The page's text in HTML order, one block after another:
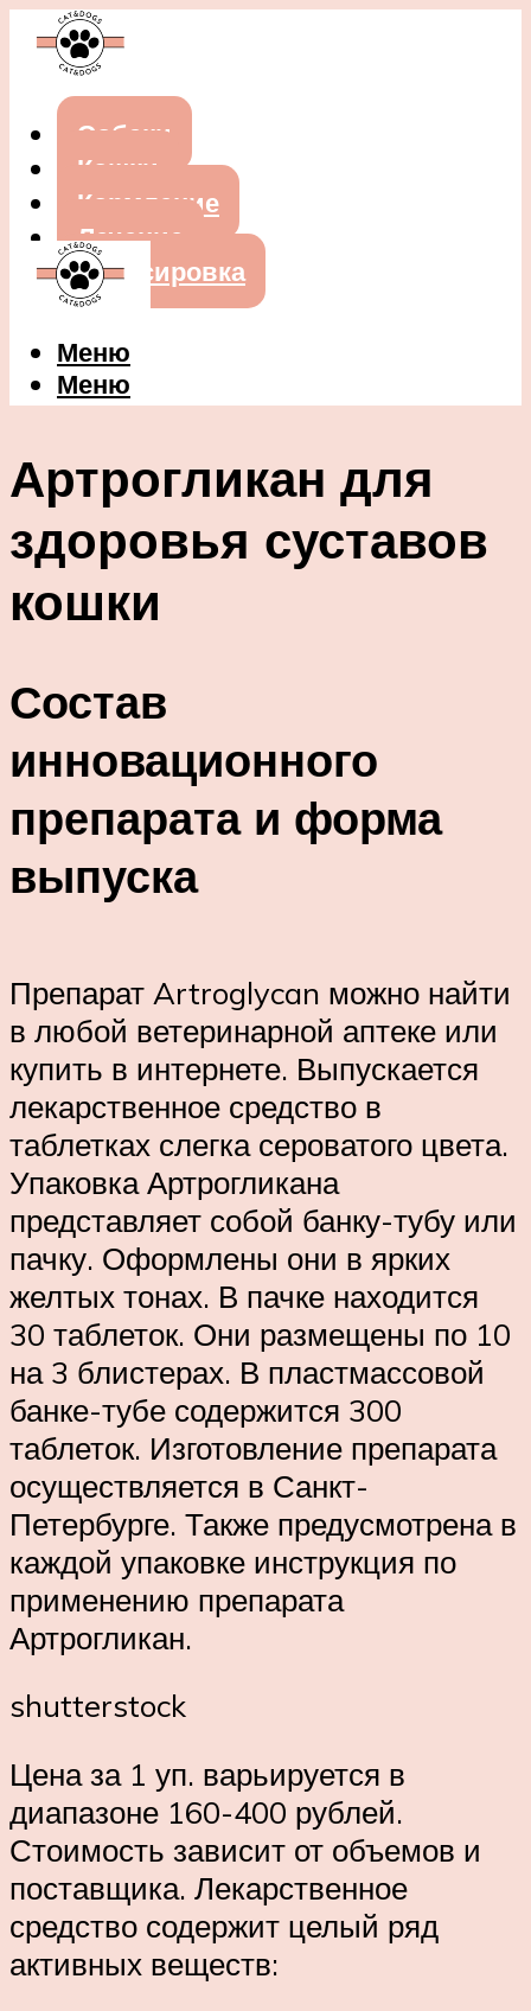
Собаки
Кошки
Кормление
Лечение
Дрессировка
Меню
Меню
Артрогликан для
здоровья суставов
кошки
Состав
инновационного
препарата и форма
выпуска
Препарат Artroglycan можно найти
в любой ветеринарной аптеке или
купить в интернете. Выпускается
лекарственное средство в
таблетках слегка сероватого цвета.
Упаковка Артрогликана
представляет собой банку-тубу или
пачку. Оформлены они в ярких
желтых тонах. В пачке находится
30 таблеток. Они размещены по 10
на 3 блистерах. В пластмассовой
банке-тубе содержится 300
таблеток. Изготовление препарата
осуществляется в Санкт-
Петербурге. Также предусмотрена в
каждой упаковке инструкция по
применению препарата
Артрогликан.
shutterstock
Цена за 1 уп. варьируется в
диапазоне 160-400 рублей.
Стоимость зависит от объемов и
поставщика. Лекарственное
средство содержит целый ряд
активных веществ: